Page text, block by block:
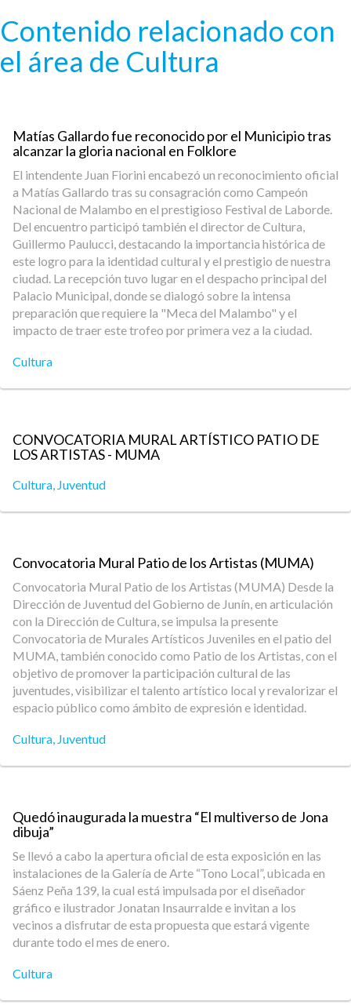
Contenido relacionado con
el área de Cultura
Matías Gallardo fue reconocido por el Municipio tras
alcanzar la gloria nacional en Folklore
El intendente Juan Fiorini encabezó un reconocimiento oficial
a Matías Gallardo tras su consagración como Campeón
Nacional de Malambo en el prestigioso Festival de Laborde.
Del encuentro participó también el director de Cultura,
Guillermo Paulucci, destacando la importancia histórica de
este logro para la identidad cultural y el prestigio de nuestra
ciudad. La recepción tuvo lugar en el despacho principal del
Palacio Municipal, donde se dialogó sobre la intensa
preparación que requiere la "Meca del Malambo" y el
impacto de traer este trofeo por primera vez a la ciudad.
Cultura
CONVOCATORIA MURAL ARTÍSTICO PATIO DE
LOS ARTISTAS - MUMA
Cultura, Juventud
Convocatoria Mural Patio de los Artistas (MUMA)
Convocatoria Mural Patio de los Artistas (MUMA) Desde la
Dirección de Juventud del Gobierno de Junín, en articulación
con la Dirección de Cultura, se impulsa la presente
Convocatoria de Murales Artísticos Juveniles en el patio del
MUMA, también conocido como Patio de los Artistas, con el
objetivo de promover la participación cultural de las
juventudes, visibilizar el talento artístico local y revalorizar el
espacio público como ámbito de expresión e identidad.
Cultura, Juventud
Quedó inaugurada la muestra “El multiverso de Jona
dibuja”
Se llevó a cabo la apertura oficial de esta exposición en las
instalaciones de la Galería de Arte “Tono Local”, ubicada en
Sáenz Peña 139, la cual está impulsada por el diseñador
gráfico e ilustrador Jonatan Insaurralde e invitan a los
vecinos a disfrutar de esta propuesta que estará vigente
durante todo el mes de enero.
Cultura